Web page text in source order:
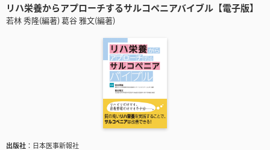
リハ栄養からアプローチするサルコペニアバイブル【電子版】
若林 秀隆(編著) 葛谷 雅文(編著)
出版社
日本医事新報社